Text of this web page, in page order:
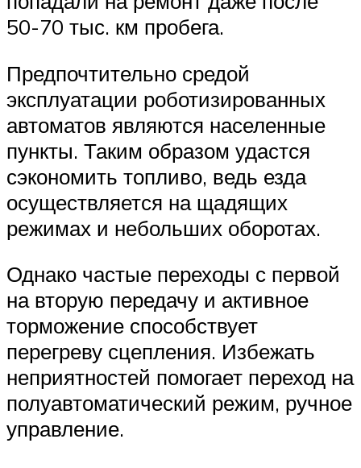
50-70 тыс. км пробега.
Предпочтительно средой
эксплуатации роботизированных
автоматов являются населенные
пункты. Таким образом удастся
сэкономить топливо, ведь езда
осуществляется на щадящих
режимах и небольших оборотах.
Однако частые переходы с первой
на вторую передачу и активное
торможение способствует
перегреву сцепления. Избежать
неприятностей помогает переход на
полуавтоматический режим, ручное
управление.